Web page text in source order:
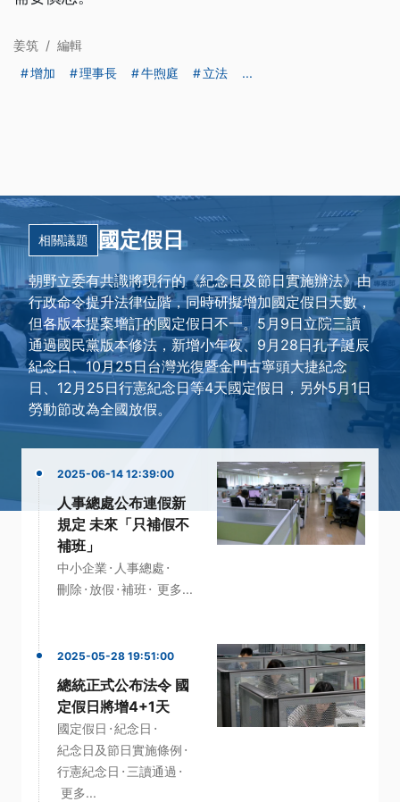
姜筑 / 編輯
增加
理事長 牛煦庭 立法 ...
相關議題 國定假日
朝野立委有共識將現行的《紀念日及節日實施辦法》由
行政命令提升法律位階，同時研擬增加國定假日天數，
但各版本提案增訂的國定假日不一。5月9日立院三讀
通過國民黨版本修法，新增小年夜、9月28日孔子誕辰
紀念日、10月25日台灣光復暨金門古寧頭大捷紀念
日、12月25日行憲紀念日等4天國定假日，另外5月1日
勞動節改為全國放假。
2025-06-14 12:39:00
人事總處公布連假新
規定 未來「只補假不
補班」
中小企業 · 人事總處 ·
刪除 · 放假 ·補班 · 更多...
2025-05-28 19:51:00
總統正式公布法令 國
定假日將增4+1天
國定假日 ·紀念日 ·
紀念日及節日實施條例 ·
行憲紀念日 · 三讀通過 ·
更多...